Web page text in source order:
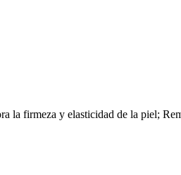
firmeza y elasticidad de la piel;